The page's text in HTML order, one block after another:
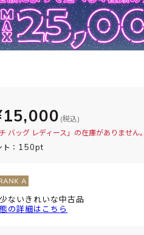
(税込)
バッグ レディース」の在庫がありません。
： 150pt
ないきれいな中古品
の詳細はこちら